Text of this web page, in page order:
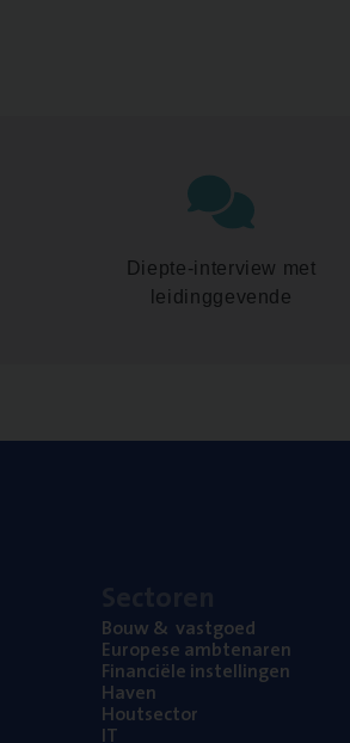
Diepte-interview met
leidinggevende
Bouw& vastgoed
Euro­pe­se ambtenaren
Finan­ci­ë­le instellingen
Haven
Hout­sec­tor
IT